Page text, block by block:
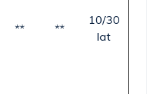
** **
10/30
lat